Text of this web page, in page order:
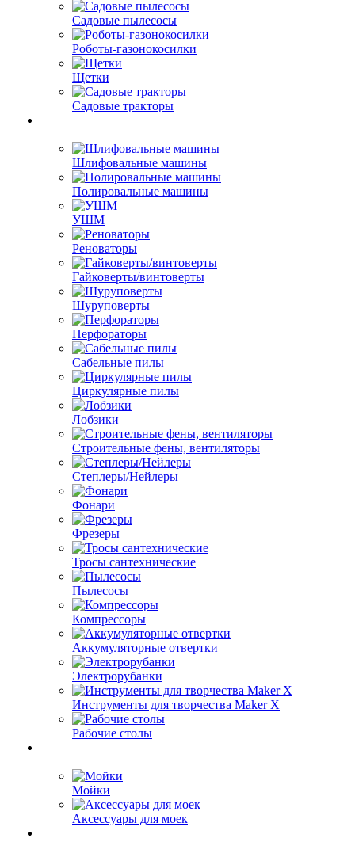
Садовые пылесосы
Роботы-газонокосилки
Щетки
Садовые тракторы
Шлифовальные машины
Полировальные машины
УШМ
Реноваторы
Гайковерты/винтоверты
Шуруповерты
Перфораторы
Сабельные пилы
Циркулярные пилы
Лобзики
Строительные фены, вентиляторы
Степлеры/Нейлеры
Фонари
Фрезеры
Тросы сантехнические
Пылесосы
Компрессоры
Аккумуляторные отвертки
Электрорубанки
Инструменты для творчества Maker X
Рабочие столы
Мойки
Аксессуары для моек